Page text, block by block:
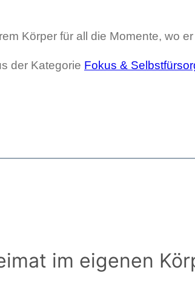
Körper für all die Momente, wo
der Kategorie Fokus &
im eigenen